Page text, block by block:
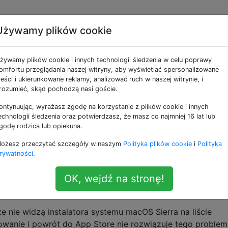
się na mojej
App Store
i / lub aktualizują do nowej wersji lub macOS
App Store, ta wersja instalatora pojawia się na karcie
jak to wygląda (dodałem strzałki, aby podświetlić
nie widzą instalatora systemu macOS Sierra na liście
i powrót do App Store nie rozwiązuje tego
plików cookie
plików cookie i innych technologii śledzenia w celu poprawy
przeglądania naszej witryny, aby wyświetlać spersonalizowane
i ukierunkowane reklamy, analizować ruch w naszej witrynie, i
skąd pochodzą nasi goście.
wyrażasz zgodę na korzystanie z plików cookie i innych
śledzenia oraz potwierdzasz, że masz co najmniej 16 lat lub
rodzica lub opiekuna.
przeczytać szczegóły w naszym Polityka plików cookie i Polityka
.
OK, wejdź na stronę!